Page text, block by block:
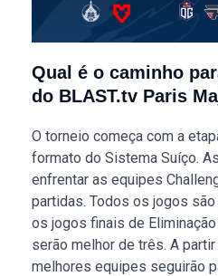
Qual é o caminho
do BLAST.tv Paris
O torneio começa com a
formato do Sistema Suíço.
enfrentar as equipes
partidas. Todos os jogos
os jogos finais de
serão melhor de três. A
melhores equipes seguirão